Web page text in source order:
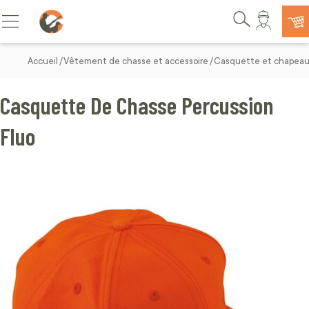
Allez au contenu
Basculer la navigation
Rechercher
Accueil Vêtement de chasse et accessoire Casquette et
Casquette De Chasse Percussion
Fluo